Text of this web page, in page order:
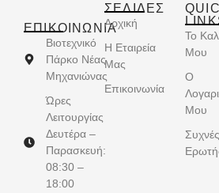
ΕΠΙΚΟΙΝΩΝΊΑ
Βιοτεχνικό
Πάρκο Νέας
Μηχανιώνας
Ώρες
Λειτουργίας
Δευτέρα –
Παρασκευή:
08:30 –
18:00
ΣΕΛΙΔΕΣ
Αρχική
Η Εταιρεία
Μας
Επικοινωνία
Το
Μου
Ο
Μου
Συχνές